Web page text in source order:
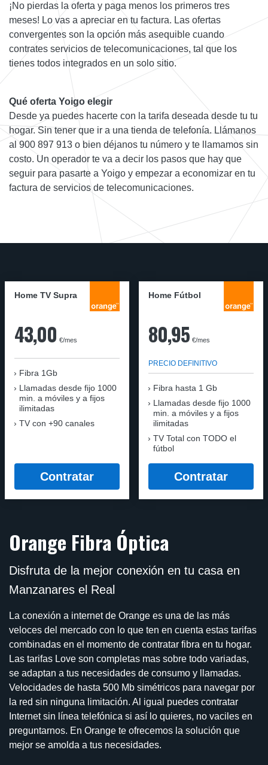
¡No pierdas la oferta y paga menos los primeros tres
meses! Lo vas a apreciar en tu factura. Las ofertas
convergentes son la opción más asequible cuando
contrates servicios de telecomunicaciones, tal que los
tienes todos integrados en un solo sitio.
Qué oferta Yoigo elegir
Desde ya puedes hacerte con la tarifa deseada desde tu tu
hogar. Sin tener que ir a una tienda de telefonía. Llámanos
al 900 897 913 o bien déjanos tu número y te llamamos sin
costo. Un operador te va a decir los pasos que hay que
seguir para pasarte a Yoigo y empezar a economizar en tu
factura de servicios de telecomunicaciones.
Home TV Supra
43,00 €/mes
Fibra 1Gb
Llamadas desde fijo 1000
min. a móviles y a fijos
ilimitadas
TV con +90 canales
Contratar
Home Fútbol
80,95 €/mes
PRECIO DEFINITIVO
Fibra hasta 1 Gb
Llamadas desde fijo 1000
min. a móviles y a fijos
ilimitadas
TV Total con TODO el
fútbol
Contratar
Orange Fibra Óptica
Disfruta de la mejor conexión en tu casa en
Manzanares el Real
La conexión a internet de Orange es una de las más
veloces del mercado con lo que ten en cuenta estas tarifas
combinadas en el momento de contratar fibra en tu hogar.
Las tarifas Love son completas mas sobre todo variadas,
se adaptan a tus necesidades de consumo y llamadas.
Velocidades de hasta 500 Mb simétricos para navegar por
la red sin ninguna limitación. Al igual puedes contratar
Internet sin línea telefónica si así lo quieres, no vaciles en
preguntarnos. En Orange te ofrecemos la solución que
mejor se amolda a tus necesidades.